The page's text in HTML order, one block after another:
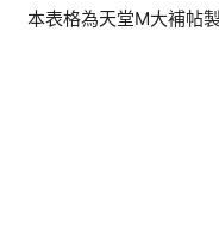
本表格為天堂M大補帖